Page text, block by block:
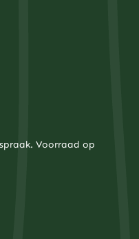
Voorraad op